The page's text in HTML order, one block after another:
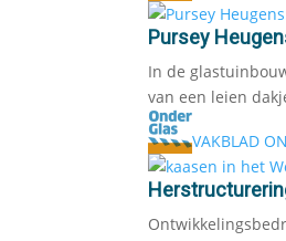
Pursey
In de
van een leien
VAKBLAD